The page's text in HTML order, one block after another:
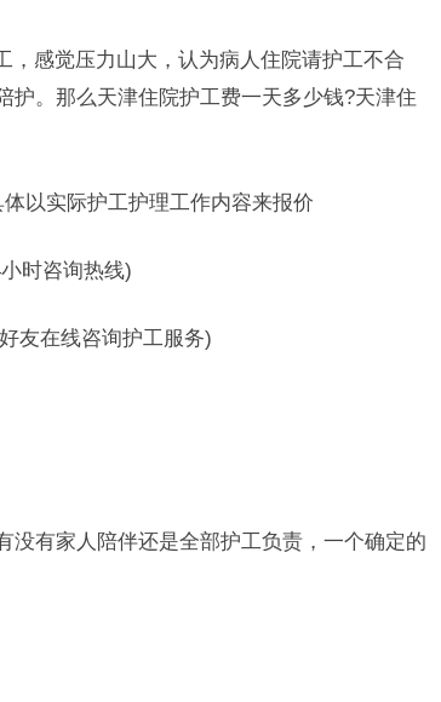
感觉压力山大，认为病人住院请护工不合
护。那么天津住院护工费一天多少钱?天津住
以实际护工护理工作内容来报价
时咨询热线)
友在线咨询护工服务)
有家人陪伴还是全部护工负责，一个确定的